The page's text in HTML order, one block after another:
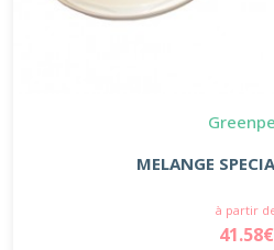
MELANGE
à partir
41.58€